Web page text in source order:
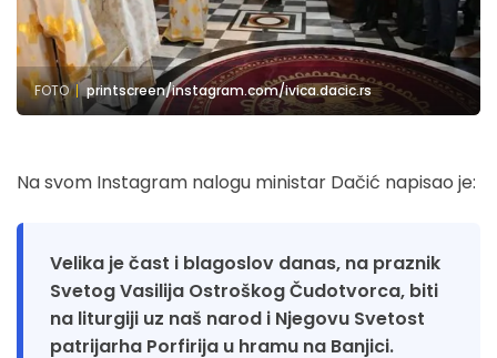
FOTO printscreen/instagram.com/ivica.dacic.rs
Na svom Instagram nalogu ministar Dačić napisao je:
Velika je čast i blagoslov danas, na praznik
Svetog Vasilija Ostroškog Čudotvorca, biti
na liturgiji uz naš narod i Njegovu Svetost
patrijarha Porfirija u hramu na Banjici.